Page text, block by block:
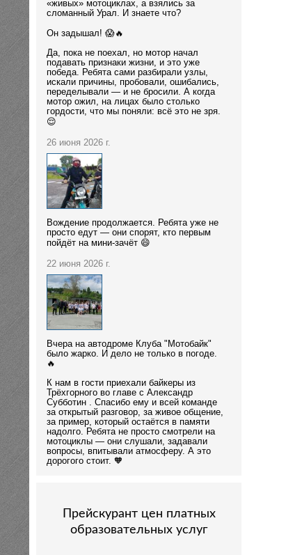
«живых» мотоциклах, а взялись за
сломанный Урал. И знаете что?
Он задышал! 😱🔥
Да, пока не поехал, но мотор начал
подавать признаки жизни, и это уже
победа. Ребята сами разбирали узлы,
искали причины, пробовали, ошибались,
переделывали — и не бросили. А когда
мотор ожил, на лицах было столько
гордости, что мы поняли: всё это не зря.
😌
26 июня 2026 г.
Вождение продолжается. Ребята уже не
просто едут — они спорят, кто первым
пойдёт на мини-зачёт 😄
22 июня 2026 г.
Вчера на автодроме Клуба "Мотобайк"
было жарко. И дело не только в погоде.
🔥
К нам в гости приехали байкеры из
Трёхгорного во главе с Александр
Субботин . Спасибо ему и всей команде
за открытый разговор, за живое общение,
за пример, который остаётся в памяти
надолго. Ребята не просто смотрели на
мотоциклы — они слушали, задавали
вопросы, впитывали атмосферу. А это
дорогого стоит. 🧡
Прейскурант цен платных
образовательных услуг